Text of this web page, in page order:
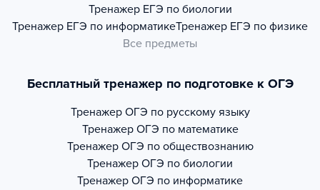
Тренажер ЕГЭ по биологии
Тренажер ЕГЭ по информатикеТренажер ЕГЭ по физике
Все предметы
Бесплатный тренажер по подготовке к ОГЭ
Тренажер ОГЭ по русскому языку
Тренажер ОГЭ по математике
Тренажер ОГЭ по обществознанию
Тренажер ОГЭ по биологии
Тренажер ОГЭ по информатике